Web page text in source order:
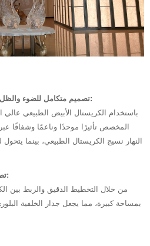
1. تصميم متكامل للضوء والظل (جدار كريستالي بإضاءة خلفية):
باستخدام الكريستال الأبيض الطبيعي عالي
المخصص تأثيرًا موحدًا وناعمًا وشفافًا
النهار نسيج الكريستال الطبيعي، بينما
2. تصميم الكتب ذات التنسيق الكبير:
من خلال التخطيط الدقيق والربط بين
بمساحة كبيرة، مما يجعل جدار الخلفية